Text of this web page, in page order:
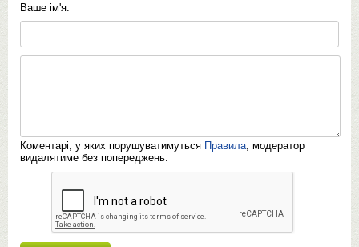
Ваше ім'я:
Коментарі, у яких порушуватимуться Правила, модератор
видалятиме без попереджень.